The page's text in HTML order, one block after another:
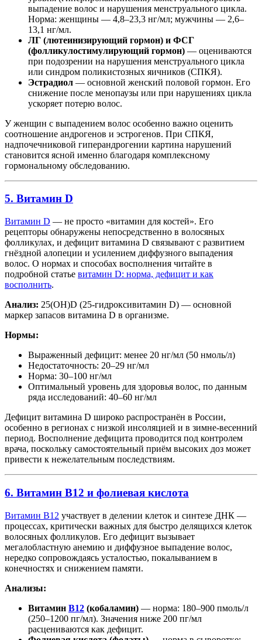
выпадение волос и нарушения менструального цикла.
Норма: женщины — 4,8–23,3 нг/мл; мужчины — 2,6–
13,1 нг/мл.
ЛГ (лютеинизирующий гормон) и ФСГ
(фолликулостимулирующий гормон) — оцениваются
при подозрении на нарушения менструального цикла
или синдром поликистозных яичников (СПКЯ).
Эстрадиол — основной женский половой гормон. Его
снижение после менопаузы или при нарушениях цикла
ускоряет потерю волос.
У женщин с выпадением волос особенно важно оценить
соотношение андрогенов и эстрогенов. При СПКЯ,
надпочечниковой гиперандрогении картина нарушений
становится ясной именно благодаря комплексному
гормональному обследованию.
5. Витамин D
Витамин D — не просто «витамин для костей». Его
рецепторы обнаружены непосредственно в волосяных
фолликулах, и дефицит витамина D связывают с развитием
гнёздной алопеции и усилением диффузного выпадения
волос. О нормах и способах восполнения читайте в
подробной статье витамин D: норма, дефицит и как
восполнить.
Анализ: 25(OH)D (25-гидроксивитамин D) — основной
маркер запасов витамина D в организме.
Нормы:
Выраженный дефицит: менее 20 нг/мл (50 нмоль/л)
Недостаточность: 20–29 нг/мл
Норма: 30–100 нг/мл
Оптимальный уровень для здоровья волос, по данным
ряда исследований: 40–60 нг/мл
Дефицит витамина D широко распространён в России,
особенно в регионах с низкой инсоляцией и в зимне-весенний
период. Восполнение дефицита проводится под контролем
врача, поскольку самостоятельный приём высоких доз может
привести к нежелательным последствиям.
6. Витамин B12 и фолиевая кислота
Витамин B12 участвует в делении клеток и синтезе ДНК —
процессах, критически важных для быстро делящихся клеток
волосяных фолликулов. Его дефицит вызывает
мегалобластную анемию и диффузное выпадение волос,
нередко сопровождаясь усталостью, покалыванием в
конечностях и снижением памяти.
Анализы:
Витамин B12 (кобаламин) — норма: 180–900 пмоль/л
(250–1200 пг/мл). Значения ниже 200 пг/мл
расцениваются как дефицит.